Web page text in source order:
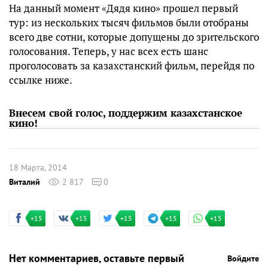
На данный момент «Дядя кино» прошел первый
тур: из нескольких тысяч фильмов были отобраны
всего две сотни, которые допущены до зрительского
голосования. Теперь, у нас всех есть шанс
проголосовать за казахстанский фильм, перейдя по
ссылке ниже.
Внесем свой голос, поддержим казахстанское
кино!
18 Марта, 2014
Виталий
2 817 0
+15 +15 +15 +15 +15
Нет комментариев, оставьте первый Войдите